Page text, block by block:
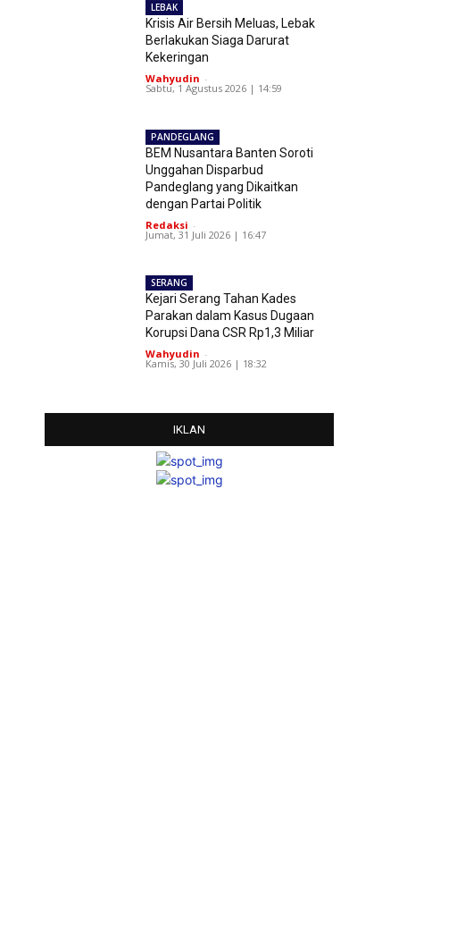
LEBAK
Krisis Air Bersih Meluas, Lebak
Berlakukan Siaga Darurat
Kekeringan
Wahyudin -
Sabtu, 1 Agustus 2026 | 14:59
PANDEGLANG
BEM Nusantara Banten Soroti
Unggahan Disparbud
Pandeglang yang Dikaitkan
dengan Partai Politik
Redaksi -
Jumat, 31 Juli 2026 | 16:47
SERANG
Kejari Serang Tahan Kades
Parakan dalam Kasus Dugaan
Korupsi Dana CSR Rp1,3 Miliar
Wahyudin -
Kamis, 30 Juli 2026 | 18:32
IKLAN